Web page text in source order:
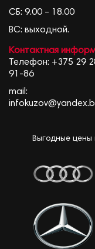
СБ: 9.00 – 18.00
ВС: выходной.
Контактная
Телефон: +375 29
91-86
mail:
Выгодные цены